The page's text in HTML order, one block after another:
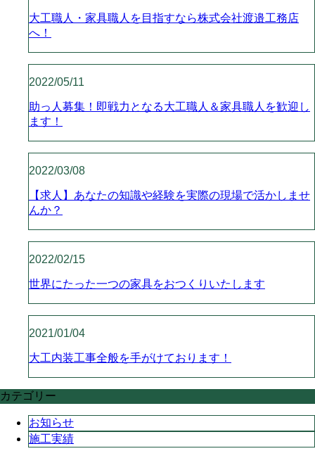
大工職人・家具職人を目指すなら株式会社渡邉工務店
へ！
2022/05/11
助っ人募集！即戦力となる大工職人＆家具職人を歓迎し
ます！
2022/03/08
【求人】あなたの知識や経験を実際の現場で活かしませ
んか？
2022/02/15
世界にたった一つの家具をおつくりいたします
2021/01/04
大工内装工事全般を手がけております！
カテゴリー
お知らせ
施工実績